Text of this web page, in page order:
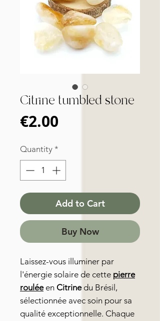
Citrine tumbled stone
€2.00
Quantity *
Add to Cart
Buy Now
Laissez-vous illuminer par
l'énergie solaire de cette pierre
rouléeen Citrinedu Brésil,
sélectionnée avec soin pour sa
qualité exceptionnelle. Chaque